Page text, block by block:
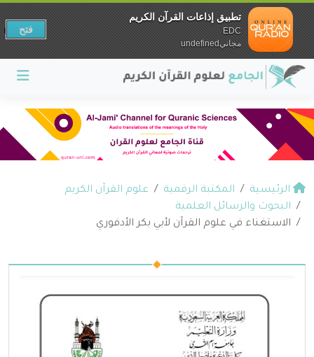
الرئيسية المكتبة الرقمية
علوم القرآن الكريم
البحوث والرسائل العلمية
الاستغناء في علوم القرآن لأبي بكر الأدفوري
تطبيق إذاعات القرآن الكريم
EDC
مجانيundefined
فتح